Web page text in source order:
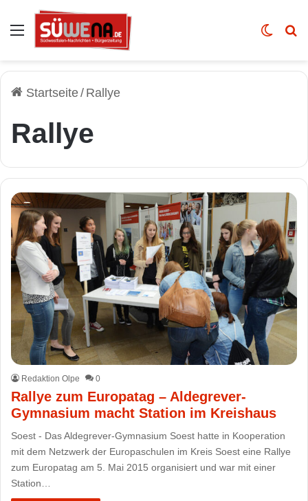
Auswahl Skin
Startseite/ Rallye
Rallye
Redaktion Olpe 0
Rallye zum Europatag – Aldegrever-
Gymnasium macht Station im Kreishaus
Soest - Das Aldegrever-Gymnasium Soest hatte in Kooperation
mit dem Netzwerk der Europaschulen im Kreis Soest eine Rallye
zum Europatag am 5. Mai 2015 organisiert und war mit einer
Station…